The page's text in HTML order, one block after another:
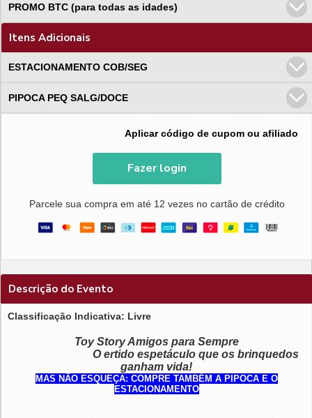
PROMO BTC (para todas as idades)
Itens Adicionais
ESTACIONAMENTO COB/SEG
PIPOCA PEQ SALG/DOCE
Aplicar código de cupom ou afiliado
Fazer login
Parcele sua compra em até 12 vezes no cartão de crédito
Descrição do Evento
Classificação Indicativa: Livre
Toy Story Amigos para Sempre
O ertido espetáculo que os brinquedos
ganham vida!
MAS NÃO ESQUEÇA: COMPRE TAMBÉM A PIPOCA E O
ESTACIONAMENTO